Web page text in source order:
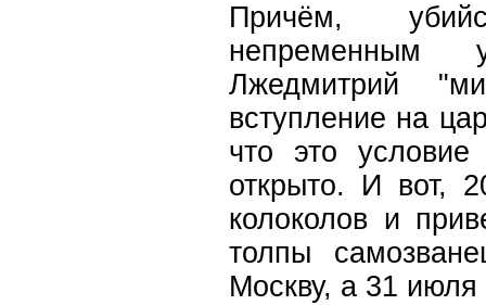
Причём,
непременным
Лжедмитрий
вступление на
что это
открыто. И вот,
колоколов и
толпы
Москву, а 31 июля